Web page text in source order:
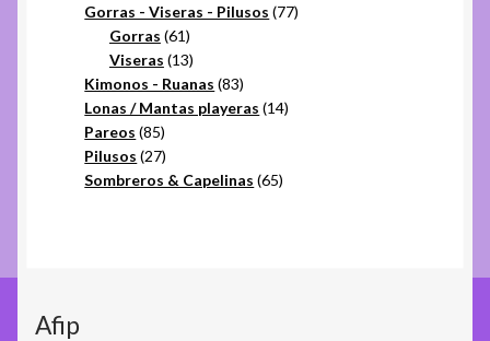
productos
Gorras - Viseras - Pilusos 7777
Gorras 6161
productos
Viseras 1313
productos
Kimonos - Ruanas 8383
productos
Lonas / Mantas playeras 1414
Pareos 8585
productos
Pilusos 2727
productos
Sombreros & Capelinas 6565
Afip